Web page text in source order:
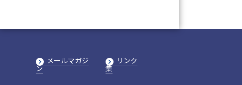
メールマガジ
ン
リンク
集